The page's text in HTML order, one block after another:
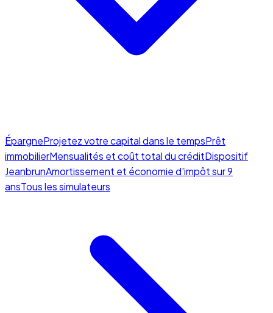
ÉpargneProjetez votre capital dans le tempsPrêt
immobilierMensualités et coût total du créditDispositif
JeanbrunAmortissement et économie d'impôt sur 9
ansTous les simulateurs